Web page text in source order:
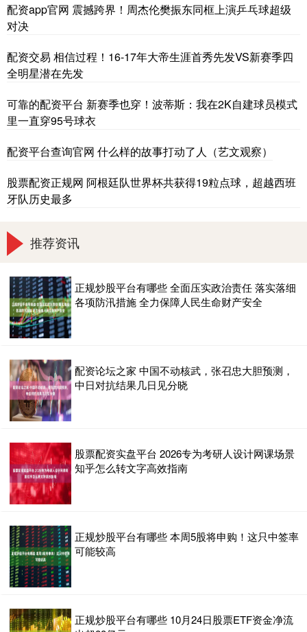
配资app官网 震撼跨界！周杰伦樊振东同框上演乒乓球超级
对决
配资交易 相信过程！16-17年大帝生涯首秀先发VS新赛季四
全明星潜在先发
可靠的配资平台 新赛季也穿！波蒂斯：我在2K自建球员模式
里一直穿95号球衣
配资平台查询官网 什么样的故事打动了人（艺文观察）
股票配资正规网 阿根廷队世界杯共获得19粒点球，超越西班
牙队历史最多
推荐资讯
正规炒股平台有哪些 全面压实政治责任 落实落细
各项防汛措施 全力保障人民生命财产安全
配资论坛之家 中国不动核武，张召忠大胆预测，
中日对抗结果几日见分晓
股票配资实盘平台 2026专为考研人设计网课场景
知乎怎么转文字高效指南
正规炒股平台有哪些 本周5股将申购！这只中签率
可能较高
正规炒股平台有哪些 10月24日股票ETF资金净流